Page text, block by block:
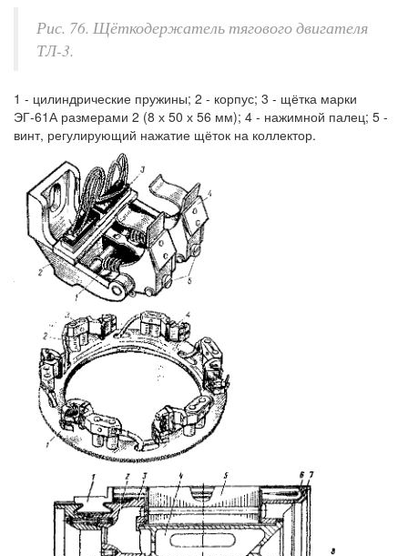
Рис. 76. Щёткодержатель тягового двигателя
ТЛ-3.
1 - цилиндрические пружины; 2 - корпус; 3 - щётка марки
ЭГ-61А размерами 2 (8 х 50 х 56 мм); 4 - нажимной палец; 5 -
винт, регулирующий нажатие щёток на коллектор.